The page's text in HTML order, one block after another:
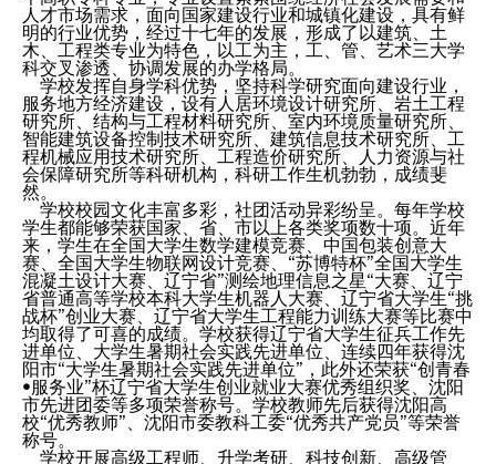
人才市场需求，面向国家建设行业和城镇化建设，具有鲜
明的行业优势，经过十七年的发展，形成了以建筑、土
木、工程类专业为特色，以工为主，工、管、艺术三大学
科交叉渗透、协调发展的办学格局。
学校发挥自身学科优势，坚持科学研究面向建设行业，
服务地方经济建设，设有人居环境设计研究所、岩土工程
研究所、结构与工程材料研究所、室内环境质量研究所、
智能建筑设备控制技术研究所、建筑信息技术研究所、工
程机械应用技术研究所、工程造价研究所、人力资源与社
会保障研究所等科研机构，科研工作生机勃勃，成绩斐
然。
学校校园文化丰富多彩，社团活动异彩纷呈。每年学校
学生都能够荣获国家、省、市以上各类奖项数十项。近年
来，学生在全国大学生数学建模竞赛、中国包装创意大
赛、全国大学生物联网设计竞赛、“苏博特杯”全国大学生
混凝土设计大赛、辽宁省”测绘地理信息之星“大赛、辽宁
省普通高等学校本科大学生机器人大赛、辽宁省大学生“挑
战杯”创业大赛、辽宁省大学生工程能力训练大赛等比赛中
均取得了可喜的成绩。学校获得辽宁省大学生征兵工作先
进单位、大学生暑期社会实践先进单位、连续四年获得沈
阳市“大学生暑期社会实践先进单位”，此外还荣获“创青春
•服务业”杯辽宁省大学生创业就业大赛优秀组织奖、沈阳
市先进团委等多项荣誉称号。学校教师先后获得沈阳高
校“优秀教师”、沈阳市委教科工委“优秀共产党员”等荣誉
称号。
学校开展高级工程师、升学考研、科技创新、高级管